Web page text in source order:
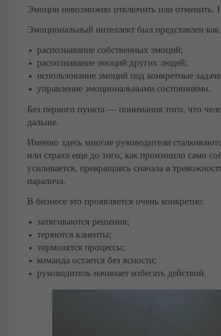
Эмоции невозможно отключить или отменить.
Эмоциональный интеллект был представлен
распознавание собственных эмоций;
распознавание эмоций других людей;
использование эмоций под конкретные
управление эмоциональными состояниями.
Без первого пункта — понимания того, что
дальше.
Именно здесь многие руководители
или страхе еще до того, как произошло само
усиливается, превращаясь сначала в
паралича.
В бизнесе это проявляется очень конкретно:
затягиваются решения;
теряются клиенты;
тормозятся процессы;
команда остается без ясности;
руководитель начинает избегать действий.